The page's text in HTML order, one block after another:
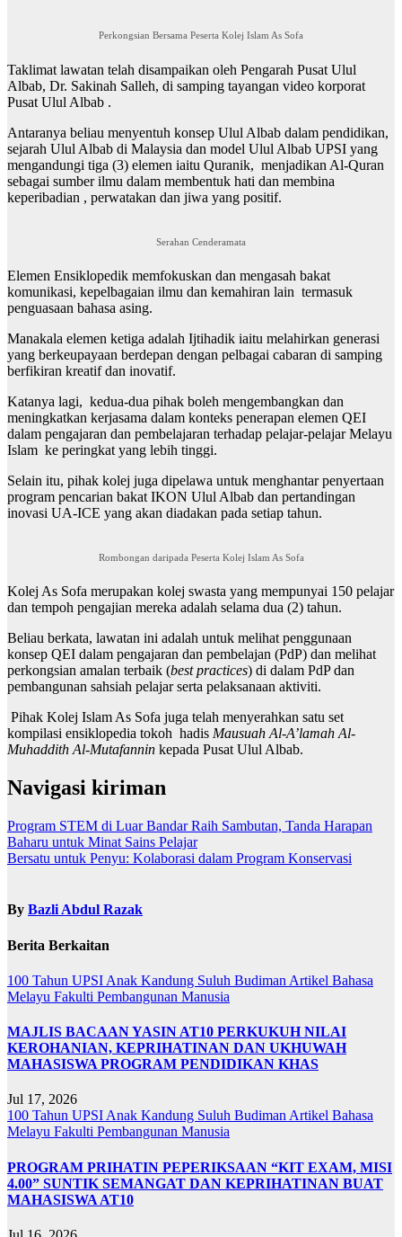
Perkongsian Bersama Peserta Kolej Islam As Sofa
Taklimat lawatan telah disampaikan oleh Pengarah Pusat Ulul
Albab, Dr. Sakinah Salleh, di samping tayangan video korporat
Pusat Ulul Albab .
Antaranya beliau menyentuh konsep Ulul Albab dalam pendidikan,
sejarah Ulul Albab di Malaysia dan model Ulul Albab UPSI yang
mengandungi tiga (3) elemen iaitu Quranik, menjadikan Al-Quran
sebagai sumber ilmu dalam membentuk hati dan membina
keperibadian , perwatakan dan jiwa yang positif.
Serahan Cenderamata
Elemen Ensiklopedik memfokuskan dan mengasah bakat
komunikasi, kepelbagaian ilmu dan kemahiran lain termasuk
penguasaan bahasa asing.
Manakala elemen ketiga adalah Ijtihadik iaitu melahirkan generasi
yang berkeupayaan berdepan dengan pelbagai cabaran di samping
berfikiran kreatif dan inovatif.
Katanya lagi, kedua-dua pihak boleh mengembangkan dan
meningkatkan kerjasama dalam konteks penerapan elemen QEI
dalam pengajaran dan pembelajaran terhadap pelajar-pelajar Melayu
Islam ke peringkat yang lebih tinggi.
Selain itu, pihak kolej juga dipelawa untuk menghantar penyertaan
program pencarian bakat IKON Ulul Albab dan pertandingan
inovasi UA-ICE yang akan diadakan pada setiap tahun.
Rombongan daripada Peserta Kolej Islam As Sofa
Kolej As Sofa merupakan kolej swasta yang mempunyai 150 pelajar
dan tempoh pengajian mereka adalah selama dua (2) tahun.
Beliau berkata, lawatan ini adalah untuk melihat penggunaan
konsep QEI dalam pengajaran dan pembelajan (PdP) dan melihat
perkongsian amalan terbaik (best practices) di dalam PdP dan
pembangunan sahsiah pelajar serta pelaksanaan aktiviti.
Pihak Kolej Islam As Sofa juga telah menyerahkan satu set
kompilasi ensiklopedia tokoh hadis Mausuah Al-A’lamah Al-
Muhaddith Al-Mutafannin kepada Pusat Ulul Albab.
Navigasi kiriman
Program STEM di Luar Bandar Raih Sambutan, Tanda Harapan
Baharu untuk Minat Sains Pelajar
Bersatu untuk Penyu: Kolaborasi dalam Program Konservasi
By Bazli Abdul Razak
Berita Berkaitan
100 Tahun UPSI Anak Kandung Suluh Budiman Artikel Bahasa
Melayu Fakulti Pembangunan Manusia
MAJLIS BACAAN YASIN AT10 PERKUKUH NILAI
KEROHANIAN, KEPRIHATINAN DAN UKHUWAH
MAHASISWA PROGRAM PENDIDIKAN KHAS
Jul 17, 2026
100 Tahun UPSIAnak Kandung Suluh BudimanArtikel Bahasa
Melayu Fakulti Pembangunan Manusia
PROGRAM PRIHATIN PEPERIKSAAN “KIT EXAM, MISI
4.00” SUNTIK SEMANGAT DAN KEPRIHATINAN BUAT
MAHASISWA AT10